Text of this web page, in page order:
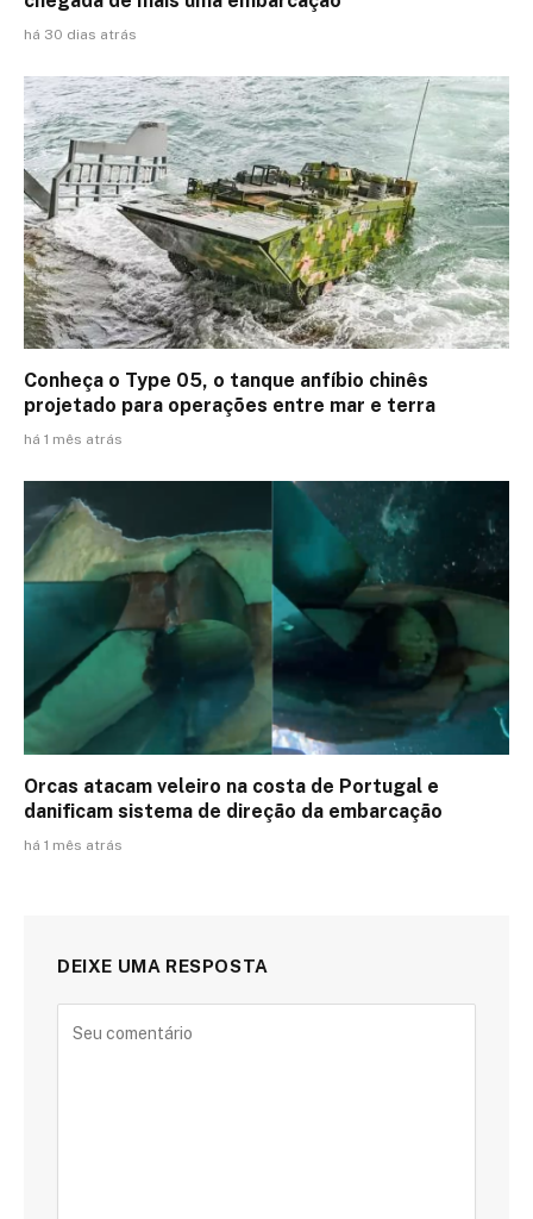
há 30 dias atrás
Conheça o Type 05, o tanque anfíbio chinês
projetado para operações entre mar e terra
há 1 mês atrás
Orcas atacam veleiro na costa de Portugal e
danificam sistema de direção da embarcação
há 1 mês atrás
DEIXE UMA RESPOSTA